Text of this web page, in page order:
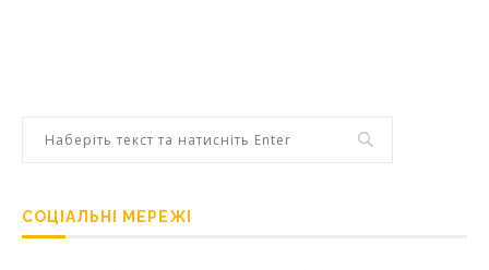
СОЦІАЛЬНІ МЕРЕЖІ